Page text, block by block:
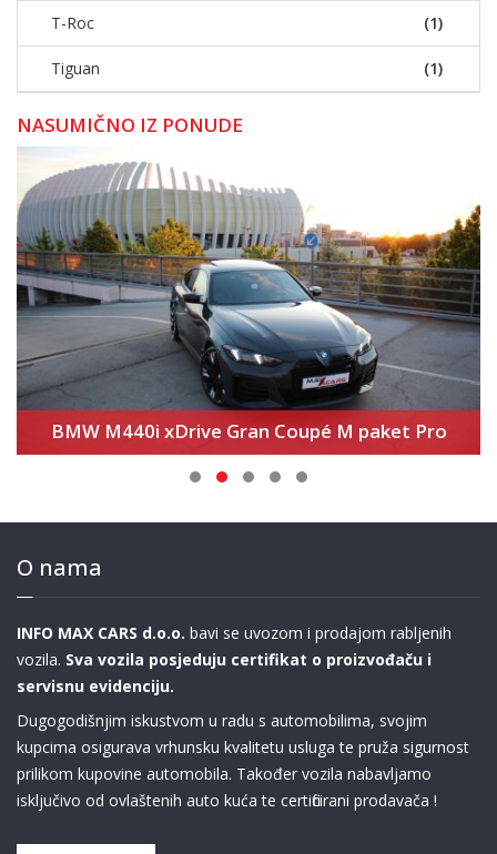
T-Roc (1)
Tiguan (1)
NASUMIČNO IZ PONUDE
BMW M440i xDrive Gran Coupé M paket Pro
O nama
INFO MAX CARS d.o.o. bavi se uvozom i prodajom rabljenih
vozila. Sva vozila posjeduju certifikat o proizvođaču i
servisnu evidenciju.
Dugogodišnjim iskustvom u radu s automobilima, svojim
kupcima osigurava vrhunsku kvalitetu usluga te pruža sigurnost
prilikom kupovine automobila. Također vozila nabavljamo
isključivo od ovlaštenih auto kuća te certificirani prodavača !